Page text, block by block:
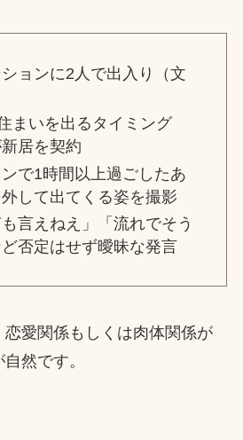
ョンに2人で出入り（文
まいを出るタイミング
居を契約
で1時間以上過ごしたあ
して出てくる姿を撮影
言えねえ」「流れでそう
否定はせず曖昧な発言
恋愛関係もしくは肉体関係が
然です。